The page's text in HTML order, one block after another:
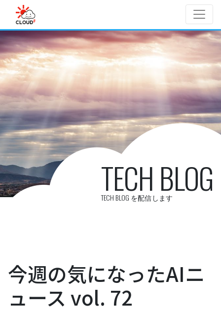
Skip to main content
TECH BLOG
TECH BLOG を配信します
今週の気になったAIニ
ュース vol. 72